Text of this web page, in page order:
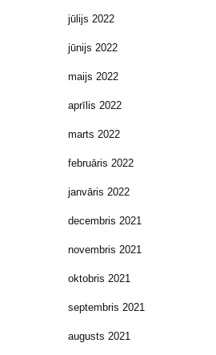
jūlijs 2022
jūnijs 2022
maijs 2022
aprīlis 2022
marts 2022
februāris 2022
janvāris 2022
decembris 2021
novembris 2021
oktobris 2021
septembris 2021
augusts 2021